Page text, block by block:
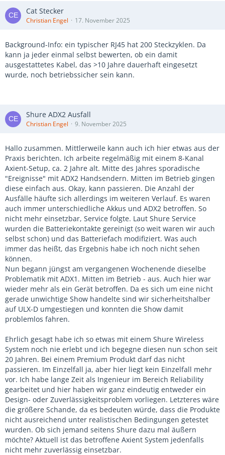
Cat Stecker
Christian Engel 17. November 2025
Background-Info: ein typischer RJ45 hat 200 Steckzyklen. Da
kann ja jeder einmal selbst bewerten, ob ein damit
ausgestattetes Kabel, das >10 Jahre dauerhaft eingesetzt
wurde, noch betriebssicher sein kann.
Shure ADX2 Ausfall
Christian Engel 9. November 2025
Hallo zusammen. Mittlerweile kann auch ich hier etwas aus der
Praxis berichten. Ich arbeite regelmäßig mit einem 8-Kanal
Axient-Setup, ca. 2 Jahre alt. Mitte des Jahres sporadische
"Ereignisse" mit ADX2 Handsendern. Mitten im Betrieb gingen
diese einfach aus. Okay, kann passieren. Die Anzahl der
Ausfälle häufte sich allerdings im weiteren Verlauf. Es waren
auch immer unterschiedliche Akkus und ADX2 betroffen. So
nicht mehr einsetzbar, Service folgte. Laut Shure Service
wurden die Batteriekontakte gereinigt (so weit waren wir auch
selbst schon) und das Batteriefach modifiziert. Was auch
immer das heißt, das Ergebnis habe ich noch nicht sehen
können.
Nun begann jüngst am vergangenen Wochenende dieselbe
Problematik mit ADX1. Mitten im Betrieb - aus. Auch hier war
wieder mehr als ein Gerät betroffen. Da es sich um eine nicht
gerade unwichtige Show handelte sind wir sicherheitshalber
auf ULX-D umgestiegen und konnten die Show damit
problemlos fahren.
Ehrlich gesagt habe ich so etwas mit einem Shure Wireless
System noch nie erlebt und ich begegne diesen nun schon seit
20 Jahren. Bei einem Premium Produkt darf das nicht
passieren. Im Einzelfall ja, aber hier liegt kein Einzelfall mehr
vor. Ich habe lange Zeit als Ingenieur im Bereich Reliability
gearbeitet und hier haben wir ganz eindeutig entweder ein
Design- oder Zuverlässigkeitsproblem vorliegen. Letzteres wäre
die größere Schande, da es bedeuten würde, dass die Produkte
nicht ausreichend unter realistischen Bedingungen getestet
wurden. Ob sich jemand seitens Shure dazu mal äußern
möchte? Aktuell ist das betroffene Axient System jedenfalls
nicht mehr zuverlässig einsetzbar.